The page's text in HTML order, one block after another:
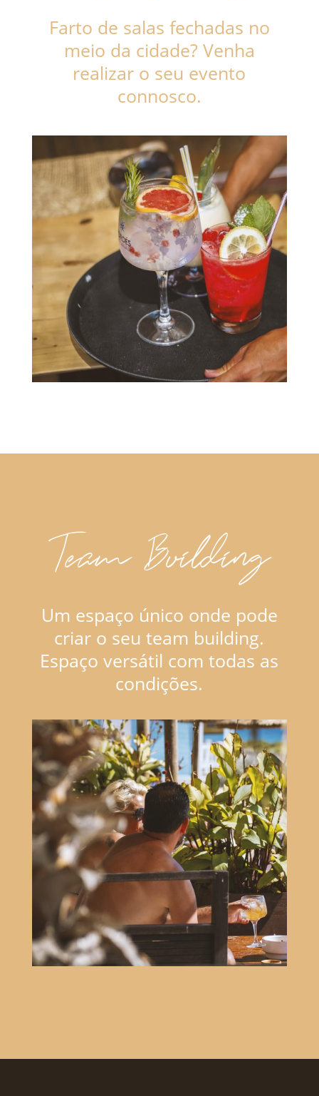
Farto de salas fechadas no
meio da cidade? Venha
realizar o seu evento
connosco.
Team Building
Um espaço único onde pode
criar o seu team building.
Espaço versátil com todas as
condições.